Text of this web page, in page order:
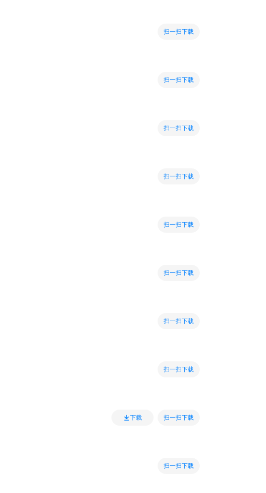
扫一扫下载
扫一扫下载
扫一扫下载
扫一扫下载
扫一扫下载
扫一扫下载
扫一扫下载
扫一扫下载
下载 扫一扫下载
扫一扫下载